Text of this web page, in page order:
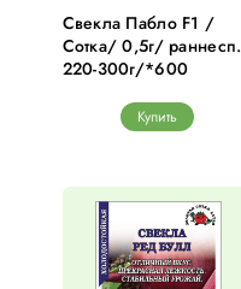
Свекла Пабло F1 /
Сотка/ 0,5г/ раннесп.
220-300г/*600
Купить